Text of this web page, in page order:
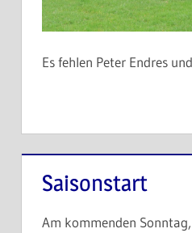
Es fehlen Peter Endres
Saisonstart
Am kommenden